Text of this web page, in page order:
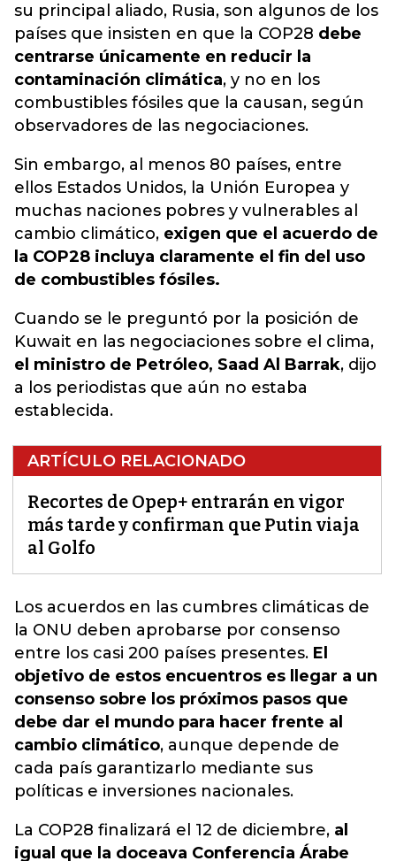
su principal aliado, Rusia, son algunos de los
países que insisten en que la COP28 debe
centrarse únicamente en reducir la
contaminación climática, y no en los
combustibles fósiles que la causan, según
observadores de las negociaciones.
Sin embargo, al menos 80 países, entre
ellos Estados Unidos, la Unión Europea y
muchas naciones pobres y vulnerables al
cambio climático, exigen que el acuerdo de
la COP28 incluya claramente el fin del uso
de combustibles fósiles.
Cuando se le preguntó por la posición de
Kuwait en las negociaciones sobre el clima,
el ministro de Petróleo, Saad Al Barrak, dijo
a los periodistas que aún no estaba
establecida.
ARTÍCULO RELACIONADO
Recortes de Opep+ entrarán en vigor
más tarde y confirman que Putin viaja
al Golfo
Los acuerdos en las cumbres climáticas de
la ONU deben aprobarse por consenso
entre los casi 200 países presentes. El
objetivo de estos encuentros es llegar a un
consenso sobre los próximos pasos que
debe dar el mundo para hacer frente al
cambio climático, aunque depende de
cada país garantizarlo mediante sus
políticas e inversiones nacionales.
La COP28 finalizará el 12 de diciembre, al
igual que la doceava Conferencia Árabe